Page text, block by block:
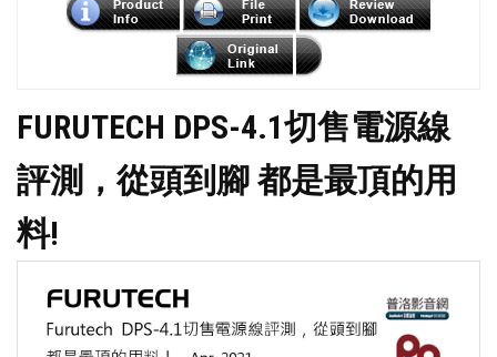
FURUTECH DPS-4.1切售電源線
評測，從頭到腳 都是最頂的用
料!